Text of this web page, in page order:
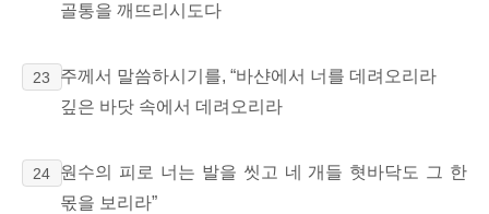
골통을 깨뜨리시도다
23
주께서 말씀하시기를, “바샨에서 너를 데려오리라
깊은 바닷 속에서 데려오리라
24
원수의 피로 너는 발을 씻고 네 개들 혓바닥도 그 한
몫을 보리라”